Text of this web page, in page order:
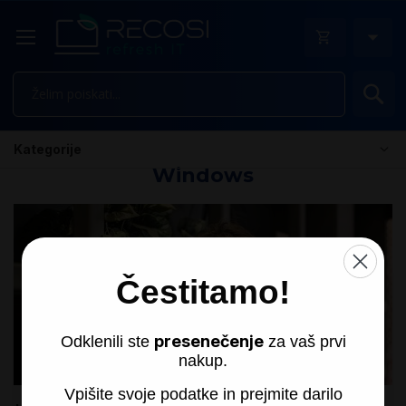
Čestitamo!
Odklenili ste presenečenjeza vaš prvi
nakup.
Vpišite svoje podatke in prejmite darilo